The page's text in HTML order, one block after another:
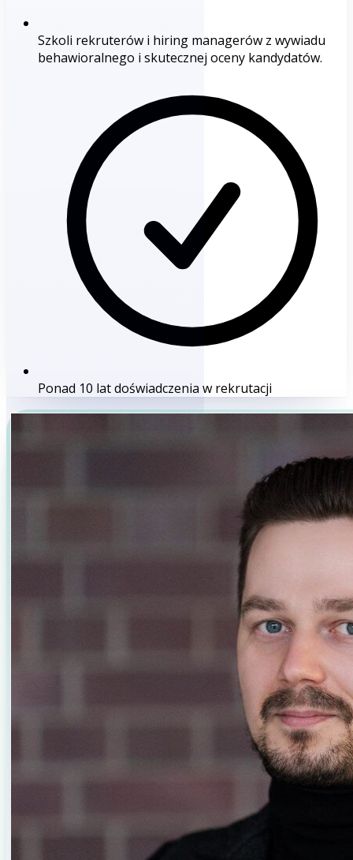
Szkoli rekruterów i hiring managerów z wywiadu
behawioralnego i skutecznej oceny kandydatów.
Ponad 10 lat doświadczenia w rekrutacji